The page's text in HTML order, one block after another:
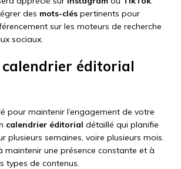
des mots-clés pertinents pour
sur les moteurs de recherche
sociaux.
éditorial
pour maintenir l’engagement de votre
calendrier éditorial détaillé qui planifie
plusieurs semaines, voire plusieurs mois.
maintenir une présence constante et à
types de contenus.